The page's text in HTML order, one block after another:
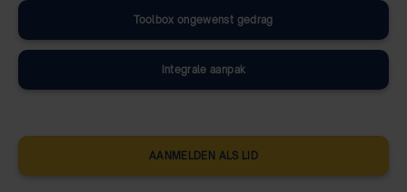
Toolbox ongewenst gedrag
Integrale aanpak
AANMELDEN ALS LID